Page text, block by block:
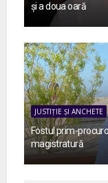
și a doua oară
JUSTIȚIE ȘI ANCHETE
Fostul prim-
magistratură